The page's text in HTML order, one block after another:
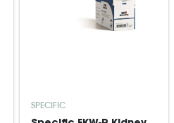
SPECIFIC